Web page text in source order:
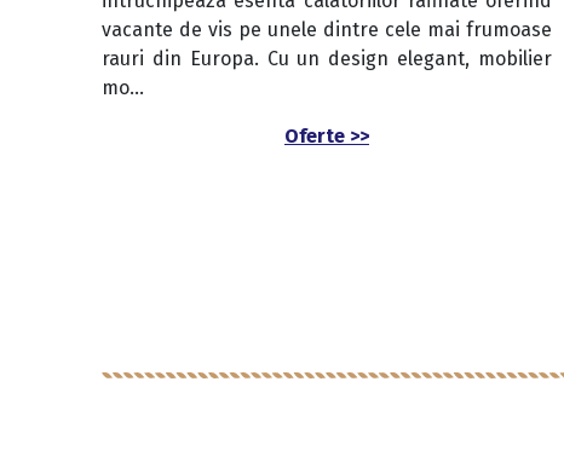
vacante de vis pe unele dintre cele mai frumoase
rauri din Europa. Cu un design elegant, mobilier
mo...
Oferte >>